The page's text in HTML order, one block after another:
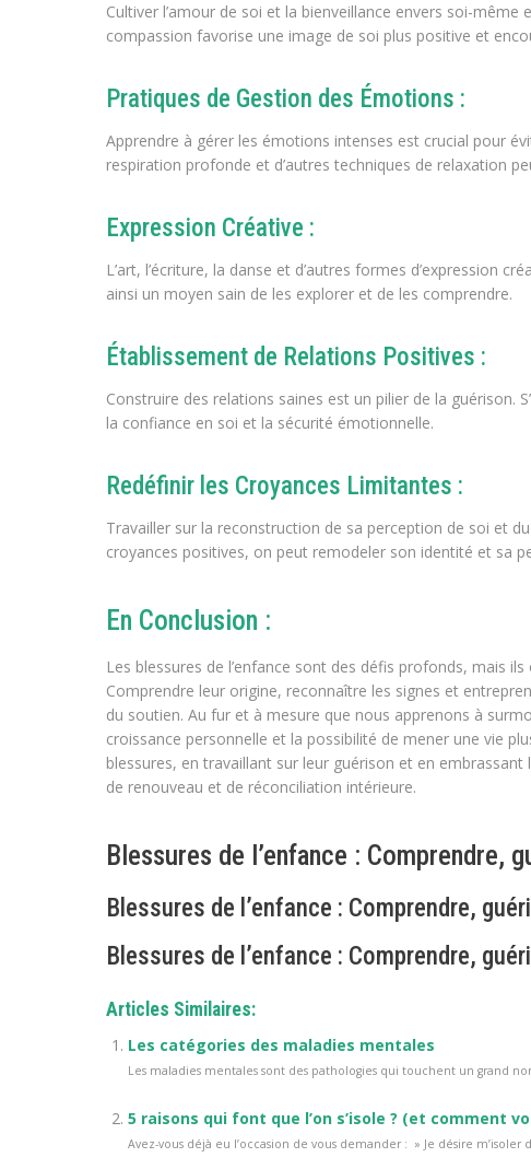
Cultiver l’amour de soi et la bienveillance envers soi-même
compassion favorise une image de soi plus positive et
Pratiques de Gestion des Émotions :
Apprendre à gérer les émotions intenses est crucial pour
respiration profonde et d’autres techniques de relaxation
Expression Créative :
L’art, l’écriture, la danse et d’autres formes d’expression
ainsi un moyen sain de les explorer et de les comprendre.
Établissement de Relations Positives :
Construire des relations saines est un pilier de la guérison.
la confiance en soi et la sécurité émotionnelle.
Redéfinir les Croyances Limitantes :
Travailler sur la reconstruction de sa perception de soi et
croyances positives, on peut remodeler son identité et sa
En Conclusion :
Les blessures de l’enfance sont des défis profonds, mais
Comprendre leur origine, reconnaître les signes et
du soutien. Au fur et à mesure que nous apprenons à
croissance personnelle et la possibilité de mener une vie
blessures, en travaillant sur leur guérison et en
de renouveau et de réconciliation intérieure.
Blessures de l’enfance : Comprendre,
Blessures de l’enfance : Comprendre,
Blessures de l’enfance : Comprendre,
Articles Similaires:
Les catégories des maladies mentales
Les maladies mentales sont des pathologies qui touchent un grand
5 raisons qui font que l’on s’isole ? (et comment
Avez-vous déjà eu l’occasion de vous demander : » Je désire m’isoler